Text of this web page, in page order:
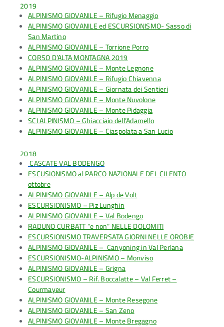
2019
ALPINISMO GIOVANILE – Rifugio Menaggio
ALPINISMO GIOVANILE ed ESCURSIONISMO- Sasso di
San Martino
ALPINISMO GIOVANILE – Torrione Porro
CORSO D’ALTA MONTAGNA 2019
ALPINISMO GIOVANILE – Monte Legnone
ALPINISMO GIOVANILE – Rifugio Chiavenna
ALPINISMO GIOVANILE – Giornata dei Sentieri
ALPINISMO GIOVANILE – Monte Nuvolone
ALPINISMO GIOVANILE – Monte Pidaggia
SCI ALPINISMO – Ghiacciaio dell’Adamello
ALPINISMO GIOVANILE – Ciaspolata a San Lucio
2018
CASCATE VAL BODENGO
ESCUSIONISMO al PARCO NAZIONALE DEL CILENTO
ottobre
ALPINISMO GIOVANILE – Alp de Volt
ESCURSIONISMO – Piz Lunghin
ALPINISMO GIOVANILE – Val Bodengo
RADUNO CURBATT “e non” NELLE DOLOMITI
ESCURSIONISMO TRAVERSATA GIORNI NELLE OROBIE
ALPINISMO GIOVANILE – Canyoning in Val Perlana
ESCURSIONISMO-ALPINISMO – Monviso
ALPINISMO GIOVANILE – Grigna
ESCURSIONISMO – Rif. Boccalatte – Val Ferret –
Courmayeur
ALPINISMO GIOVANILE – Monte Resegone
ALPINISMO GIOVANILE – San Zeno
ALPINISMO GIOVANILE – Monte Bregagno